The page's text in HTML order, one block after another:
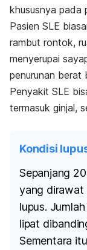
khususnya pada
Pasien SLE
rambut rontok,
menyerupai
penurunan berat
Penyakit SLE
termasuk ginjal,
Kondisi
Sepanjang
yang dirawat
lupus.
lipat
Sementara